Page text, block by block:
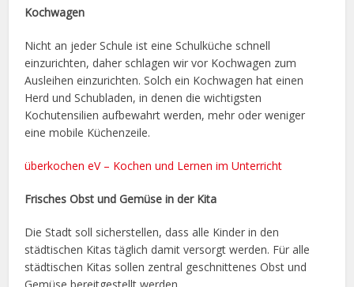
Kochwagen
Nicht an jeder Schule ist eine Schulküche schnell
einzurichten, daher schlagen wir vor Kochwagen zum
Ausleihen einzurichten. Solch ein Kochwagen hat einen
Herd und Schubladen, in denen die wichtigsten
Kochutensilien aufbewahrt werden, mehr oder weniger
eine mobile Küchenzeile.
überkochen eV – Kochen und Lernen im Unterricht
Frisches Obst und Gemüse in der Kita
Die Stadt soll sicherstellen, dass alle Kinder in den
städtischen Kitas täglich damit versorgt werden. Für alle
städtischen Kitas sollen zentral geschnittenes Obst und